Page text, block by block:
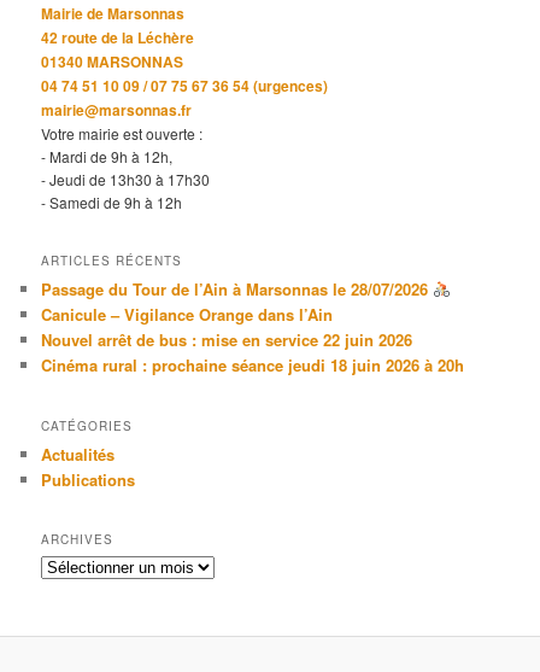
Mairie de Marsonnas
42 route de la Léchère
01340 MARSONNAS
04 74 51 10 09 / 07 75 67 36 54 (urgences)
mairie@marsonnas.fr
Votre mairie est ouverte :
- Mardi de 9h à 12h,
- Jeudi de 13h30 à 17h30
- Samedi de 9h à 12h
ARTICLES RÉCENTS
Passage du Tour de l’Ain à Marsonnas le 28/07/2026
Canicule – Vigilance Orange dans l’Ain
Nouvel arrêt de bus : mise en service 22 juin 2026
Cinéma rural : prochaine séance jeudi 18 juin 2026 à 20h
CATÉGORIES
Actualités
Publications
ARCHIVES
Archives